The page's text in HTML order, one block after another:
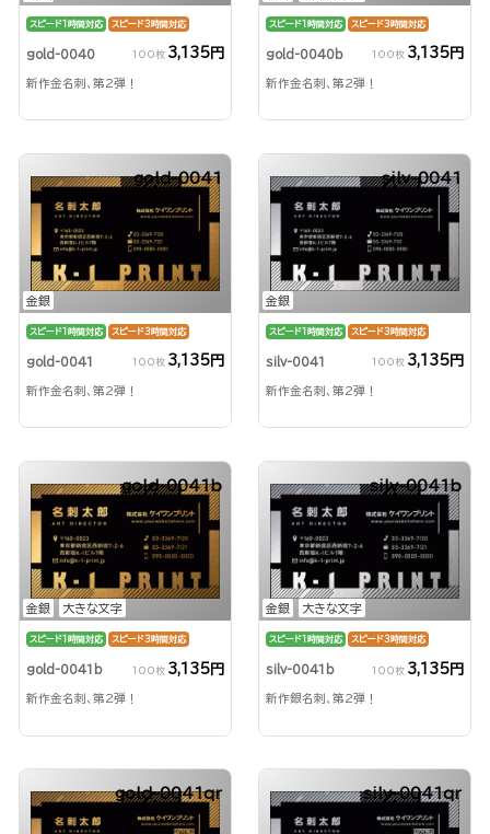
スピード1時間対応 スピード3時間対応
gold-0040 100枚 3,135円
新作金名刺、第2弾！
スピード1時間対応 スピード3時間対応
gold-0040b 100枚 3,135円
新作金名刺、第2弾！
金銀
gold-0041
スピード1時間対応 スピード3時間対応
gold-0041 100枚 3,135円
新作金名刺、第2弾！
金銀
silv-0041
スピード1時間対応 スピード3時間対応
silv-0041 100枚 3,135円
新作金名刺、第2弾！
金銀 大きな文字
gold-0041b
スピード1時間対応 スピード3時間対応
gold-0041b 100枚 3,135円
新作金名刺、第2弾！
金銀 大きな文字
silv-0041b
スピード1時間対応 スピード3時間対応
silv-0041b 100枚 3,135円
新作銀名刺、第2弾！
gold-0041qr silv-0041qr